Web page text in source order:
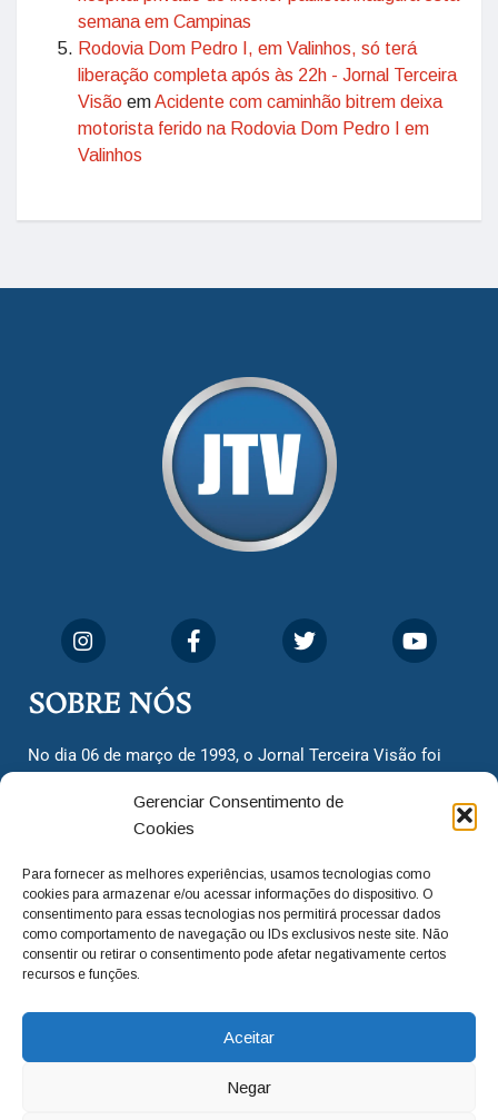
Gerenciar Consentimento de
Cookies
Para fornecer as melhores experiências, usamos tecnologias como
cookies para armazenar e/ou acessar informações do dispositivo. O
consentimento para essas tecnologias nos permitirá processar dados
como comportamento de navegação ou IDs exclusivos neste site. Não
consentir ou retirar o consentimento pode afetar negativamente certos
recursos e funções.
Aceitar
Negar
semana em Campinas
Rodovia Dom Pedro I, em Valinhos, só terá
liberação completa após às 22h - Jornal Terceira
Visão emAcidente com caminhão bitrem deixa
motorista ferido na Rodovia Dom Pedro I em
Valinhos
SOBRE NÓS
No dia 06 de março de 1993, o Jornal Terceira Visão foi
cidadãos valinhenses, já que naquela época só existiam
dois jornais. Há mais de 30 anos, o jornal continua
com o foco de trazer as melhores notícias. Nunca
deixamos de lado as necessidades do cidadão, sempre
questionando os órgãos públicos em busca de melhorias
para a cidade e sempre cobrando resoluções para casos
adm@jtv.com.br
(19) 3929-6225